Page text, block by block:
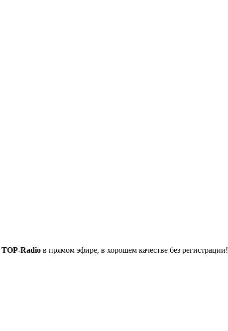
TOP-Radio в прямом эфире, в хорошем качестве без регистрации!